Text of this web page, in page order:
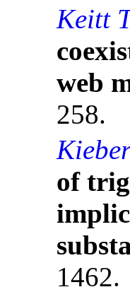
Keitt
web
258.
of
1462.